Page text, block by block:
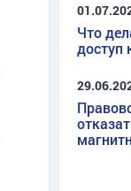
Что
доступ